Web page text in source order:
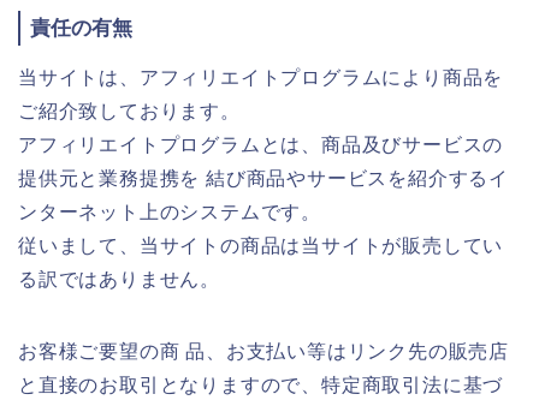
責任の有無
当サイトは、アフィリエイトプログラムにより商品を
ご紹介致しております。
アフィリエイトプログラムとは、商品及びサービスの
提供元と業務提携を 結び商品やサービスを紹介するイ
ンターネット上のシステムです。
従いまして、当サイトの商品は当サイトが販売してい
る訳ではありません。
お客様ご要望の商 品、お支払い等はリンク先の販売店
と直接のお取引となりますので、特定商取引法に基づ